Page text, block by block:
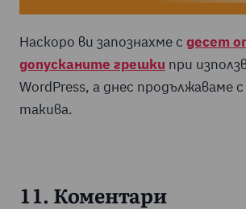
Наскоро ви запознахме с десет
допусканите грешки при
WordPress, а днес продължаваме
такива.
11. Коментари